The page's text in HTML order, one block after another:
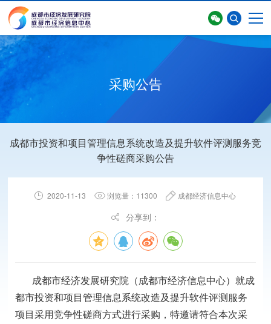
采购公告
首页>智库动态>采购公告
成都市投资和项目管理信息系统改造及提升软件评测服务竞
争性磋商采购公告
2020-11-13 浏览量：11300 成都经济信息中心
分享到：
成都市经济发展研究院（成都市经济信息中心）就成
都市投资和项目管理信息系统改造及提升软件评测服务
项目采用竞争性磋商方式进行采购，特邀请符合本次采